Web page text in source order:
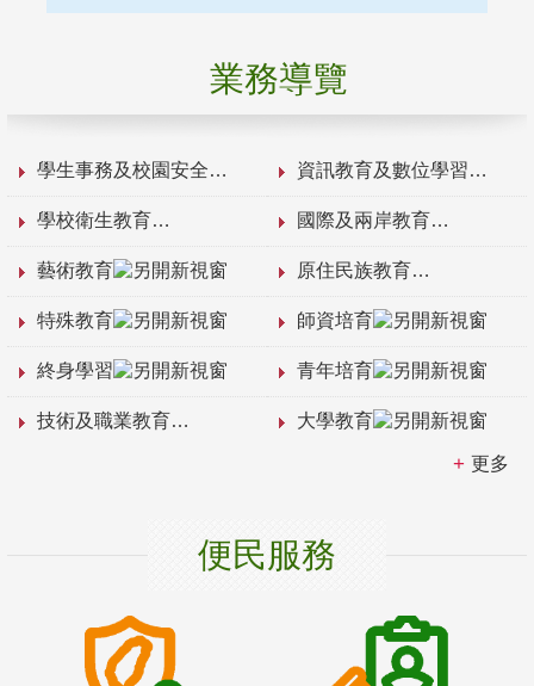
業務導覽
學生事務及校園安全 資訊教育及數位學習
學校衛生教育 國際及兩岸教育
藝術教育 原住民族教育
特殊教育 師資培育
終身學習 青年培育
技術及職業教育 大學教育
更多
便民服務